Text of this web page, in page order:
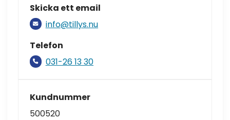
Skicka ett email
info@tillys.nu
Telefon
031-26 13 30
Kundnummer
500520